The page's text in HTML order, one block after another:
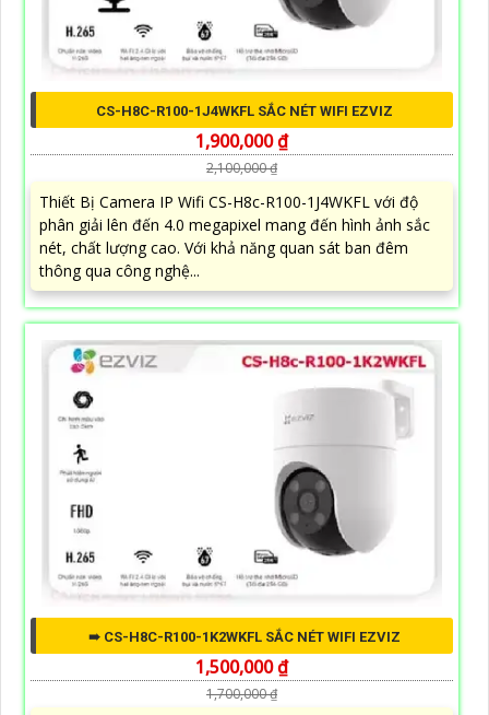
CS-H8C-R100-1J4WKFL SẮC NÉT WIFI EZVIZ
1,900,000 ₫
2,100,000 ₫
Thiết Bị Camera IP Wifi CS-H8c-R100-1J4WKFL với độ
phân giải lên đến 4.0 megapixel mang đến hình ảnh sắc
nét, chất lượng cao. Với khả năng quan sát ban đêm
thông qua công nghệ...
➠ CS-H8C-R100-1K2WKFL SẮC NÉT WIFI EZVIZ
1,500,000 ₫
1,700,000 ₫